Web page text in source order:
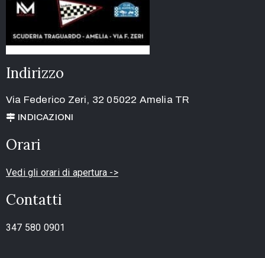
Indirizzo
Via Federico Zeri, 32 05022 Amelia TR
INDICAZIONI
Orari
Vedi gli orari di apertura ->
Contatti
347 580 0901